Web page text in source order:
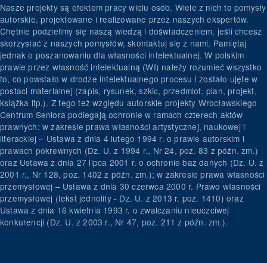
Nasze projekty są efektem pracy wielu osób. Wiele z nich to pomysły
autorskie, projektowane i realizowane przez naszych ekspertów.
Chętnie podzielimy się naszą wiedzą i doświadczeniem, jeśli chcesz
skorzystać z naszych pomysłów, skontaktuj się z nami. Pamiętaj
jednak o poszanowaniu dla własności intelektualnej. W polskim
prawie przez własność intelektualną (WI) należy rozumieć wszystko
to, co powstało w drodze intelektualnego procesu i zostało ujęte w
postaci materialnej (zapis, rysunek, szkic, przedmiot, plan, projekt,
książka itp.). Z tego też względu autorskie projekty Wrocławskiego
Centrum Seniora podlegają ochronie w ramach czterech aktów
prawnych: w zakresie prawa własności artystycznej, naukowej i
literackiej – Ustawa z dnia 4 lutego 1994 r. o prawie autorskim i
prawach pokrewnych (Dz. U. z 1994 r., Nr 24, poz. 83 z późn. zm.)
oraz Ustawa z dnia 27 lipca 2001 r. o ochronie baz danych (Dz. U. z
2001 r., Nr 128, poz. 1402 z późn. zm.); w zakresie prawa własności
przemysłowej – Ustawa z dnia 30 czerwca 2000 r. Prawo własności
przemysłowej (tekst jednolity - Dz. U. z 2013 r. poz. 1410) oraz
Ustawa z dnia 16 kwietnia 1993 r. o zwalczaniu nieuczciwej
konkurencji (Dz. U. z 2003 r., Nr 47, poz. 211 z późn. zm.).